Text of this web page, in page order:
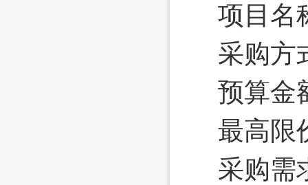
项目名
采购方
预算金
最高限
采购需